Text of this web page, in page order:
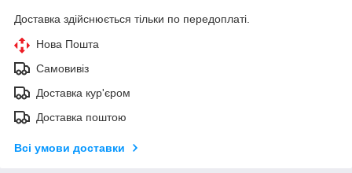
Доставка здійснюється тільки по передоплаті.
Нова Пошта
Самовивіз
Доставка кур'єром
Доставка поштою
Всі умови доставки